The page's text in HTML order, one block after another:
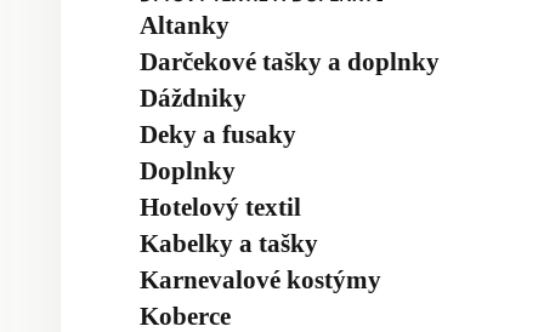
Altanky
Darčekové tašky a doplnky
Dáždniky
Deky a fusaky
Doplnky
Hotelový textil
Kabelky a tašky
Karnevalové kostýmy
Koberce